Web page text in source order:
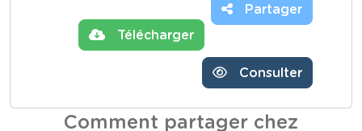
Télécharger
Partager
Consulter
Comment partager chez